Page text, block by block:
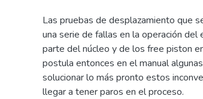
Las pruebas de desplazamiento que
una serie de fallas en la operación
parte del núcleo y de los free piston
postula entonces en el manual
solucionar lo más pronto estos
llegar a tener paros en el proceso.